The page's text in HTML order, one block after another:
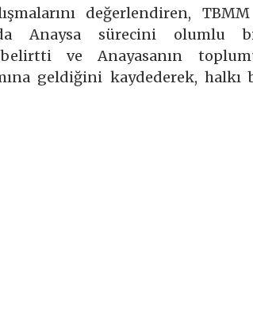
değerlendiren,
Anaysa sürecini olumlu
ve Anayasanın
geldiğini kaydederek, halkı